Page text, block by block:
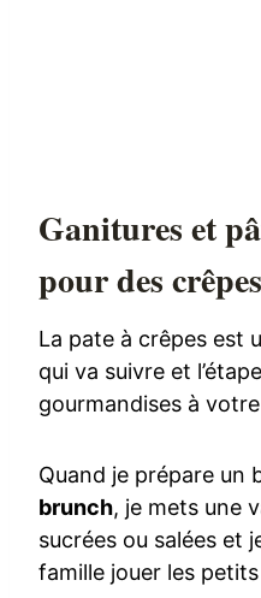
Ganitures et
pour des
La pate à crêpes est
qui va suivre et
gourmandises à
Quand je prépare un
brunch, je mets une
sucrées ou salées et
famille jouer les